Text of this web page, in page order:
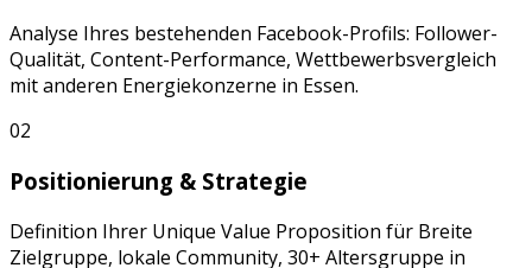
Analyse Ihres bestehenden Facebook-Profils: Follower-
Qualität, Content-Performance, Wettbewerbsvergleich
mit anderen Energiekonzerne in Essen.
02
Positionierung & Strategie
Definition Ihrer Unique Value Proposition für Breite
Zielgruppe, lokale Community, 30+ Altersgruppe in